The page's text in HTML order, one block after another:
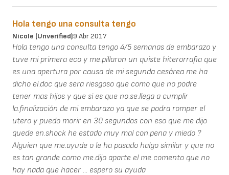
Hola tengo una consulta tengo
Nicole (unverified)9 Abr 2017
Hola tengo una consulta tengo 4/5 semanas de embarazo y
tuve mi primera eco y me.pillaron un quiste hiterorrafia que
es una apertura por causa de mi segunda cesárea me ha
dicho el.doc que sera riesgoso que como que no podre
tener mas hijos y que si es que no.se.llega a cumplir
la.finalización de mi embarazo ya que se podra romper el
utero y puedo morir en 30 segundos con eso que me dijo
quede en.shock he estado muy mal con.pena y miedo ?
Alguien que me.ayude o le ha pasado halgo similar y que no
es tan grande como me.dijo aparte el me comento que no
hay nada que hacer ... espero su ayuda